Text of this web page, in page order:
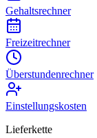
Gehaltsrechner
Freizeitrechner
Überstundenrechner
Einstellungskosten
Lieferkette